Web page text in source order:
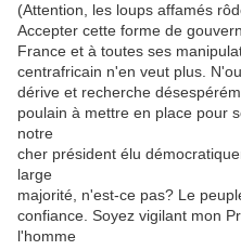
(Attention, les loups affamés
Accepter cette forme de
France et à toutes ses
centrafricain n'en veut plus.
dérive et recherche
poulain à mettre en place pour
notre
cher président élu
large
majorité, n'est-ce pas? Le
confiance. Soyez vigilant mon
l'homme